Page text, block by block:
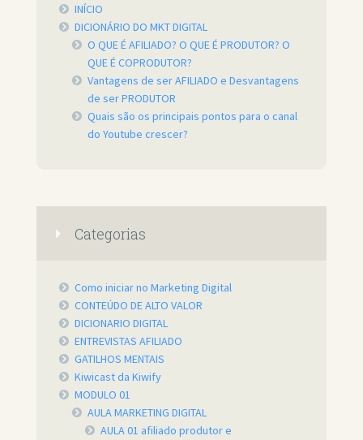
INÍCIO
DICIONÁRIO DO MKT DIGITAL
O QUE É AFILIADO? O QUE É PRODUTOR? O
QUE É COPRODUTOR?
Vantagens de ser AFILIADO e Desvantagens
de ser PRODUTOR
Quais são os principais pontos para o canal
do Youtube crescer?
Categorias
Como iniciar no Marketing Digital
CONTEÚDO DE ALTO VALOR
DICIONARIO DIGITAL
ENTREVISTAS AFILIADO
GATILHOS MENTAIS
Kiwicast da Kiwify
MODULO 01
AULA MARKETING DIGITAL
AULA 01 afiliado produtor e